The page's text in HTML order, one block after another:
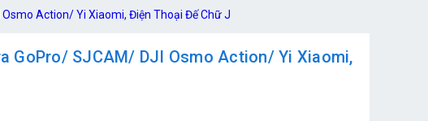
Action/ Yi Xiaomi, Điện Thoại Đế Chữ J
GoPro/ SJCAM/ DJI Osmo Action/ Yi Xiaomi,